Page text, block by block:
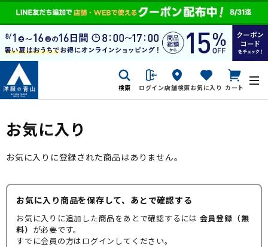
検索 ログイン店舗検索お気に入り カート
お気に入り
お気に入りに登録された商品はありません。
お気に入り商品を保存して、あとで確認する
お気に入りに追加した商品をあとで確認するには 会員登録（無
料） が必要です。
すでに会員の方はログインしてください。